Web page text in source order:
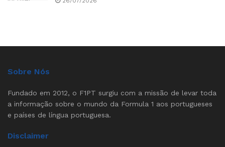
Sobre Nós
Fundado em 2012, o F1PT surgiu com a missão de levar toda
a informação sobre o mundo da Formula 1 aos portugueses
e países de língua portuguesa.
Disclaimer